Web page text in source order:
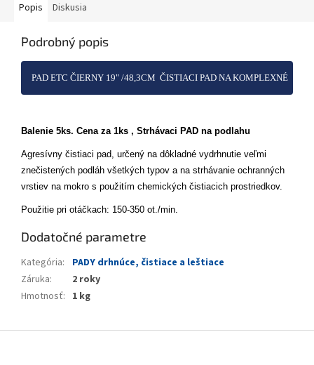
Popis Diskusia
Podrobný popis
PAD ETC ČIERNY 19" /48,3CM ČISTIACI PAD NA KOMPLEXNÉ
Balenie 5ks. Cena za 1ks , Strhávaci PAD na podlahu
Agresívny čistiaci pad, určený na dôkladné vydrhnutie veľmi
znečistených podláh všetkých typov a na strhávanie ochranných
vrstiev na mokro s použitím chemických čistiacich prostriedkov.
Použitie pri otáčkach: 150-350 ot./min.
Dodatočné parametre
Kategória:
PADY drhnúce, čistiace a leštiace
Záruka:
2 roky
Hmotnosť: 1 kg